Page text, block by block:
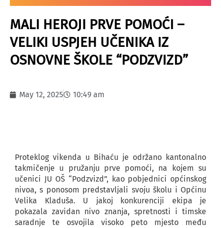
MALI HEROJI PRVE POMOĆI –
VELIKI USPJEH UČENIKA IZ
OSNOVNE ŠKOLE “PODZVIZD”
May 12, 2025 10:49 am
Proteklog vikenda u Bihaću je održano kantonalno
takmičenje u pružanju prve pomoći, na kojem su
učenici JU OŠ “Podzvizd”, kao pobjednici općinskog
nivoa, s ponosom predstavljali svoju školu i Općinu
Velika Kladuša. U jakoj konkurenciji ekipa je
pokazala zavidan nivo znanja, spretnosti i timske
saradnje te osvojila visoko peto mjesto među